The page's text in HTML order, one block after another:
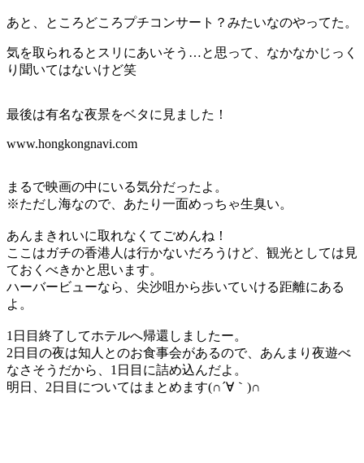
あと、ところどころプチコンサート？みたいなのやってた。
気を取られるとスリにあいそう…と思って、なかなかじっく
り聞いてはないけど笑
最後は有名な夜景をベタに見ました！
www.hongkongnavi.com
まるで映画の中にいる気分だったよ。
※ただし海なので、あたり一面めっちゃ生臭い。
あんまきれいに取れなくてごめんね！
ここはガチの香港人は行かないだろうけど、観光としては見
ておくべきかと思います。
ハーバービューなら、尖沙咀から歩いていける距離にある
よ。
1日目終了してホテルへ帰還しましたー。
2日目の夜は知人とのお食事会があるので、あんまり夜遊べ
なさそうだから、1日目に詰め込んだよ。
明日、2日目についてはまとめます(∩´∀｀)∩